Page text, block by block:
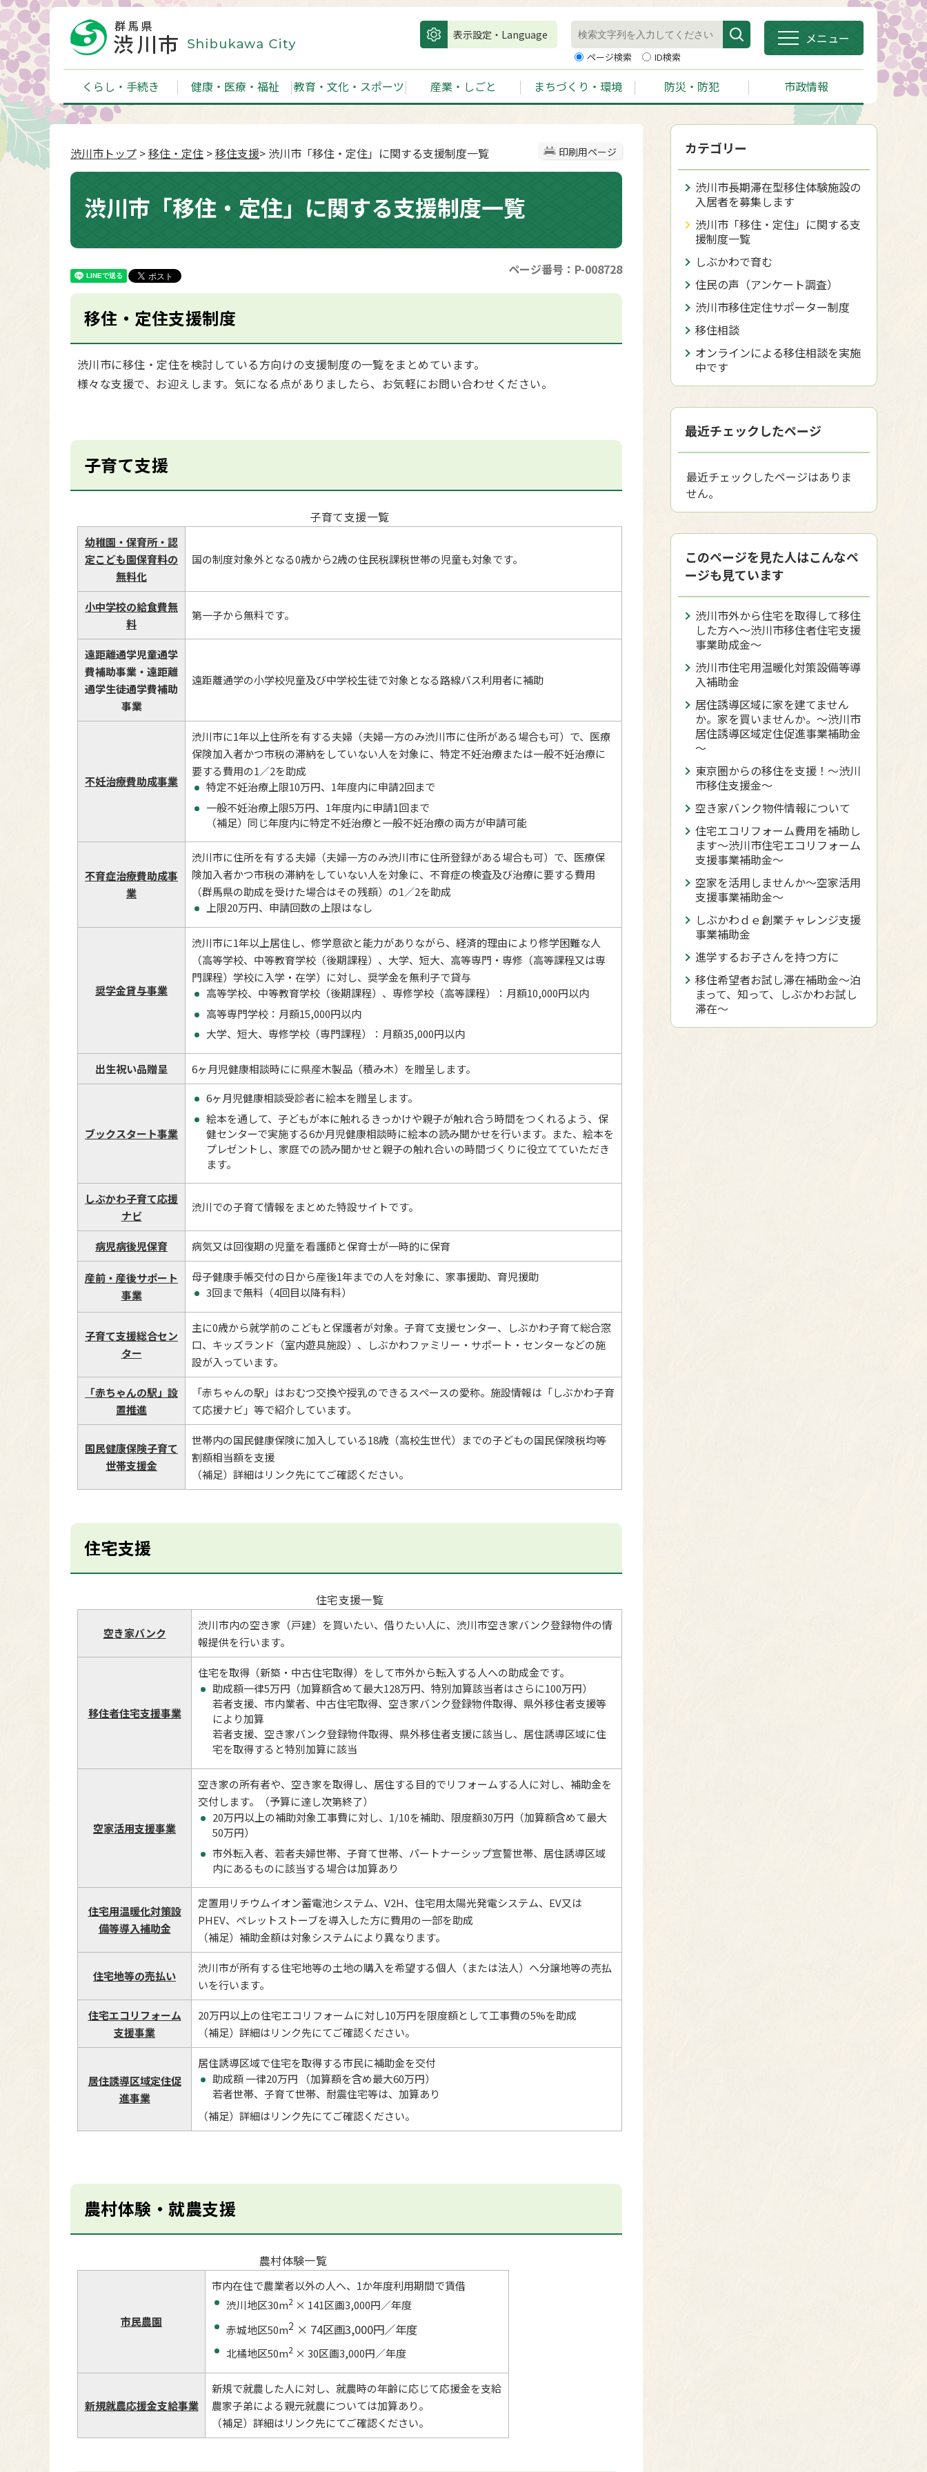
表示設定・Language
ページ検索 ID検索
メニュー
くらし・手続き 健康・医療・福祉 教育・文化・スポーツ 産業・しごと まちづくり・環境 防災・防犯 市政情報
印刷用ページ
渋川市トップ >移住・定住 >移住支援> 渋川市「移住・定住」に関する支援制度一覧
渋川市「移住・定住」に関する支援制度一覧
ページ番号：P-008728
移住・定住支援制度
渋川市に移住・定住を検討している方向けの支援制度の一覧をまとめています。
様々な支援で、お迎えします。気になる点がありましたら、お気軽にお問い合わせください。
子育て支援
子育て支援一覧
幼稚園・保育所・認
定こども園保育料の
無料化
国の制度対象外となる0歳から2歳の住民税課税世帯の児童も対象です。
小中学校の給食費無
料
第一子から無料です。
遠距離通学児童通学
費補助事業・遠距離
通学生徒通学費補助
事業
遠距離通学の小学校児童及び中学校生徒で対象となる路線バス利用者に補助
不妊治療費助成事業
渋川市に1年以上住所を有する夫婦（夫婦一方のみ渋川市に住所がある場合も可）で、医療
保険加入者かつ市税の滞納をしていない人を対象に、特定不妊治療または一般不妊治療に
要する費用の1／2を助成
特定不妊治療上限10万円、1年度内に申請2回まで
一般不妊治療上限5万円、1年度内に申請1回まで
（補足）同じ年度内に特定不妊治療と一般不妊治療の両方が申請可能
不育症治療費助成事
業
渋川市に住所を有する夫婦（夫婦一方のみ渋川市に住所登録がある場合も可）で、医療保
険加入者かつ市税の滞納をしていない人を対象に、不育症の検査及び治療に要する費用
（群馬県の助成を受けた場合はその残額）の1／2を助成
上限20万円、申請回数の上限はなし
奨学金貸与事業
渋川市に1年以上居住し、修学意欲と能力がありながら、経済的理由により修学困難な人
（高等学校、中等教育学校（後期課程）、大学、短大、高等専門・専修（高等課程又は専
門課程）学校に入学・在学）に対し、奨学金を無利子で貸与
高等学校、中等教育学校（後期課程）、専修学校（高等課程）：月額10,000円以内
高等専門学校：月額15,000円以内
大学、短大、専修学校（専門課程）：月額35,000円以内
出生祝い品贈呈 6ヶ月児健康相談時にに県産木製品（積み木）を贈呈します。
ブックスタート事業
6ヶ月児健康相談受診者に絵本を贈呈します。
絵本を通して、子どもが本に触れるきっかけや親子が触れ合う時間をつくれるよう、保
健センターで実施する6か月児健康相談時に絵本の読み聞かせを行います。また、絵本を
プレゼントし、家庭での読み聞かせと親子の触れ合いの時間づくりに役立てていただき
ます。
しぶかわ子育て応援
ナビ
渋川での子育て情報をまとめた特設サイトです。
病児病後児保育 病気又は回復期の児童を看護師と保育士が一時的に保育
産前・産後サポート
事業
母子健康手帳交付の日から産後1年までの人を対象に、家事援助、育児援助
3回まで無料（4回目以降有料）
子育て支援総合セン
ター
主に0歳から就学前のこどもと保護者が対象。子育て支援センター、しぶかわ子育て総合窓
口、キッズランド（室内遊具施設）、しぶかわファミリー・サポート・センターなどの施
設が入っています。
「赤ちゃんの駅」設
置推進
「赤ちゃんの駅」はおむつ交換や授乳のできるスペースの愛称。施設情報は「しぶかわ子育
て応援ナビ」等で紹介しています。
国民健康保険子育て
世帯支援金
世帯内の国民健康保険に加入している18歳（高校生世代）までの子どもの国民保険税均等
割額相当額を支援
（補足）詳細はリンク先にてご確認ください。
住宅支援
住宅支援一覧
空き家バンク
渋川市内の空き家（戸建）を買いたい、借りたい人に、渋川市空き家バンク登録物件の情
報提供を行います。
移住者住宅支援事業
住宅を取得（新築・中古住宅取得）をして市外から転入する人への助成金です。
助成額一律5万円（加算額含めて最大128万円、特別加算該当者はさらに100万円）
若者支援、市内業者、中古住宅取得、空き家バンク登録物件取得、県外移住者支援等
により加算
若者支援、空き家バンク登録物件取得、県外移住者支援に該当し、居住誘導区域に住
宅を取得すると特別加算に該当
空家活用支援事業
空き家の所有者や、空き家を取得し、居住する目的でリフォームする人に対し、補助金を
交付します。（予算に達し次第終了）
20万円以上の補助対象工事費に対し、1/10を補助、限度額30万円（加算額含めて最大
50万円）
市外転入者、若者夫婦世帯、子育て世帯、パートナーシップ宣誓世帯、居住誘導区域
内にあるものに該当する場合は加算あり
住宅用温暖化対策設
備等導入補助金
定置用リチウムイオン蓄電池システム、V2H、住宅用太陽光発電システム、EV又は
PHEV、ペレットストーブを導入した方に費用の一部を助成
（補足）補助金額は対象システムにより異なります。
住宅地等の売払い
渋川市が所有する住宅地等の土地の購入を希望する個人（または法人）へ分譲地等の売払
いを行います。
住宅エコリフォーム
支援事業
20万円以上の住宅エコリフォームに対し10万円を限度額として工事費の5%を助成
（補足）詳細はリンク先にてご確認ください。
居住誘導区域定住促
進事業
居住誘導区域で住宅を取得する市民に補助金を交付
助成額 一律20万円 （加算額を含め最大60万円）
若者世帯、子育て世帯、耐震住宅等は、加算あり
（補足）詳細はリンク先にてご確認ください。
農村体験・就農支援
農村体験一覧
市民農園
市内在住で農業者以外の人へ、1か年度利用期間で賃借
渋川地区30m2 × 141区画3,000円／年度
赤城地区50m2 × 74区画3,000円／年度
北橘地区50m2 × 30区画3,000円／年度
新規就農応援金支給事業
新規で就農した人に対し、就農時の年齢に応じて応援金を支給
農家子弟による親元就農については加算あり。
（補足）詳細はリンク先にてご確認ください。
カテゴリー
渋川市長期滞在型移住体験施設の
入居者を募集します
渋川市「移住・定住」に関する支
援制度一覧
しぶかわで育む
住民の声（アンケート調査）
渋川市移住定住サポーター制度
移住相談
オンラインによる移住相談を実施
中です
最近チェックしたページ
最近チェックしたページはありま
せん。
このページを見た人はこんなペ
ージも見ています
渋川市外から住宅を取得して移住
した方へ〜渋川市移住者住宅支援
事業助成金〜
渋川市住宅用温暖化対策設備等導
入補助金
居住誘導区域に家を建てません
か。家を買いませんか。～渋川市
居住誘導区域定住促進事業補助金
～
東京圏からの移住を支援！～渋川
市移住支援金～
空き家バンク物件情報について
住宅エコリフォーム費用を補助し
ます～渋川市住宅エコリフォーム
支援事業補助金～
空家を活用しませんか～空家活用
支援事業補助金～
しぶかわｄｅ創業チャレンジ支援
事業補助金
進学するお子さんを持つ方に
移住希望者お試し滞在補助金〜泊
まって、知って、しぶかわお試し
滞在〜